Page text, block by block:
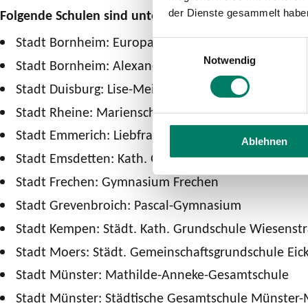
der Dienste gesammelt
Einwilligungsauswahl
Notwendig
Ablehnen
Folgende Schulen sind unter den Finalistinnen im
Stadt Bornheim: Europaschule-Gesamtschule
Stadt Bornheim: Alexander-von-Humboldt-
Stadt Duisburg: Lise-Meitner-Schule Gesamtschule
Stadt Rheine: Marienschule Kath. Grundschule
Stadt Emmerich: Liebfrauenschule Katholische
Stadt Emsdetten: Kath. Grundschule Schule
Stadt Frechen: Gymnasium Frechen
Stadt Grevenbroich: Pascal-Gymnasium
Stadt Kempen: Städt. Kath. Grundschule
Stadt Moers: Städt. Gemeinschaftsgrundschule
Stadt Münster: Mathilde-Anneke-Gesamtschule
Stadt Münster: Städtische Gesamtschule